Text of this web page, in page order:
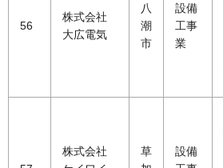
56
株式会社
大広電気
八
潮
市
設備
工事
業
株式会社
草
設備